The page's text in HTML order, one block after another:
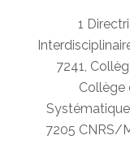
1
7241,
Collège
7205 CNRS/